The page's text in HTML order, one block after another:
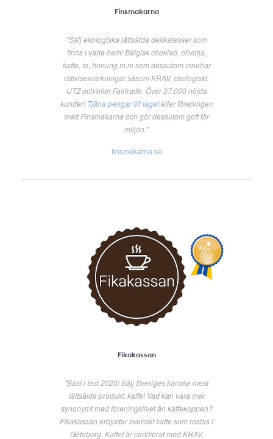
Finsmakarna
"Sälj ekologiska lättsålda delikatesser som
finns i varje hem! Belgisk choklad, olivolja,
kaffe, te, honung m.m som dessutom innehar
rättvisemärkningar såsom KRAV, ekologiskt,
UTZ och/eller Fairtrade. Över 37.000 nöjda
kunder!Tjäna pengar till lageteller föreningen
med Finsmakarna och gör dessutom gott för
miljön."
finsmakarna.se
Fikakassan
"Bäst i test 2020! Sälj Sveriges kanske mest
lättsålda produkt: kaffe! Vad kan vara mer
synonymt med föreningslivet än kaffekoppen?
Fikakassan erbjuder svenskt kaffe som rostas i
Göteborg. Kaffet är certifierat med KRAV,